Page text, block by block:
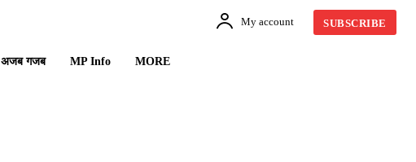
My account SUBSCRIBE
अजब गजब MP Info MORE